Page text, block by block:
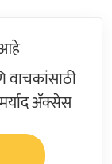
ॲक्सेस